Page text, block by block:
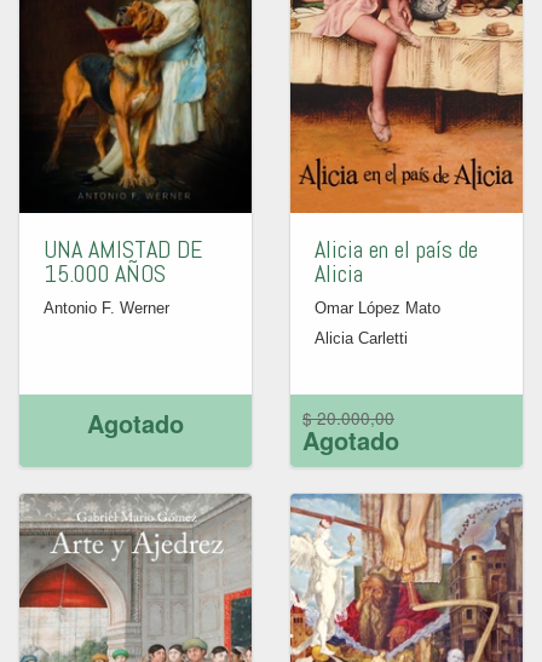
UNA AMISTAD DE
15.000 AÑOS
Antonio F. Werner
Agotado
Alicia en el país de
Alicia
Omar López Mato
Alicia Carletti
$ 20.000,00
Agotado